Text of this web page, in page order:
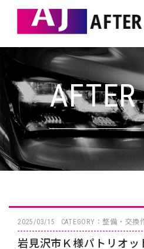
AFTER
2025/03/15 CATEGORY：整備・交換
岩見沢市Ｋ様パトリオッ